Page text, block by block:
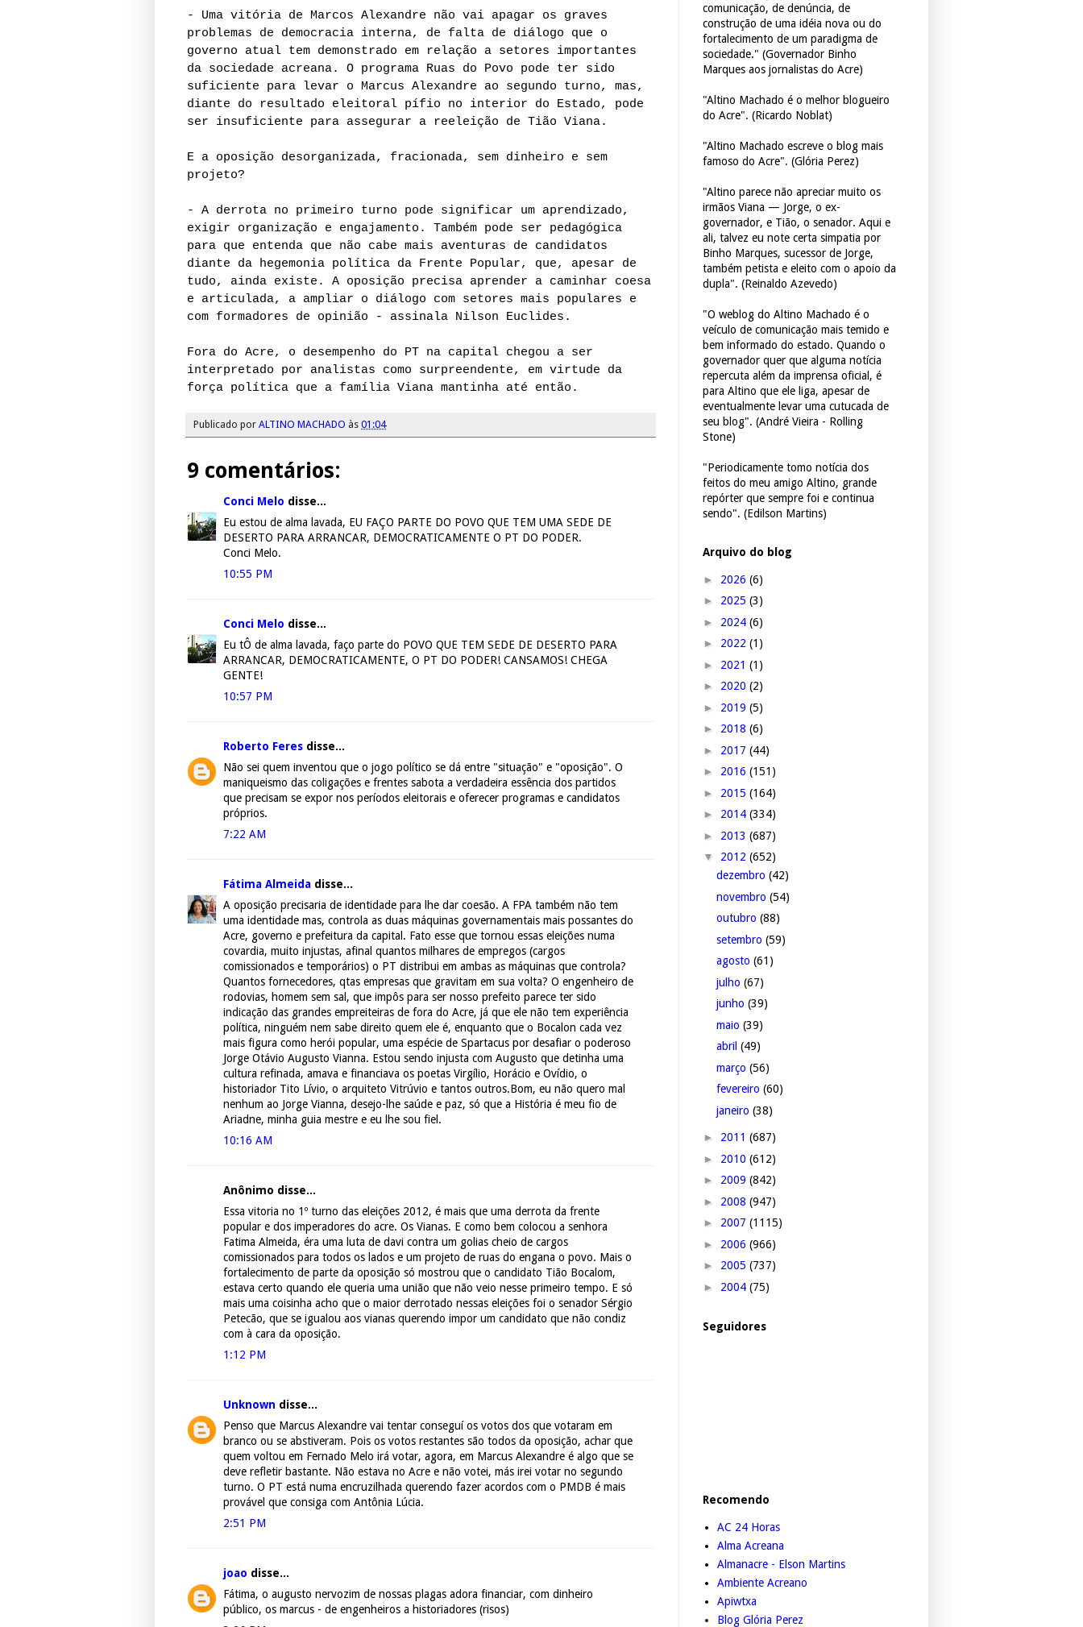
- Uma vitória de Marcos Alexandre não vai apagar os graves
problemas de democracia interna, de falta de diálogo que o
governo atual tem demonstrado em relação a setores importantes
da sociedade acreana. O programa Ruas do Povo pode ter sido
suficiente para levar o Marcus Alexandre ao segundo turno, mas,
diante do resultado eleitoral pífio no interior do Estado, pode
ser insuficiente para assegurar a reeleição de Tião Viana.
E a oposição desorganizada, fracionada, sem dinheiro e sem
projeto?
- A derrota no primeiro turno pode significar um aprendizado,
exigir organização e engajamento. Também pode ser pedagógica
para que entenda que não cabe mais aventuras de candidatos
diante da hegemonia política da Frente Popular, que, apesar de
tudo, ainda existe. A oposição precisa aprender a caminhar coesa
e articulada, a ampliar o diálogo com setores mais populares e
com formadores de opinião - assinala Nilson Euclides.
Fora do Acre, o desempenho do PT na capital chegou a ser
interpretado por analistas como surpreendente, em virtude da
força política que a família Viana mantinha até então.
Publicado por ALTINO MACHADO às 01:04
9 comentários:
Conci Melo disse...
Eu estou de alma lavada, EU FAÇO PARTE DO POVO QUE TEM UMA SEDE DE
DESERTO PARA ARRANCAR, DEMOCRATICAMENTE O PT DO PODER.
Conci Melo.
10:55 PM
Conci Melo disse...
Eu tÔ de alma lavada, faço parte do POVO QUE TEM SEDE DE DESERTO PARA
ARRANCAR, DEMOCRATICAMENTE, O PT DO PODER! CANSAMOS! CHEGA
GENTE!
10:57 PM
Roberto Feres disse...
Não sei quem inventou que o jogo político se dá entre "situação" e "oposição". O
maniqueismo das coligações e frentes sabota a verdadeira essência dos partidos
que precisam se expor nos períodos eleitorais e oferecer programas e candidatos
próprios.
7:22 AM
Fátima Almeida disse...
A oposição precisaria de identidade para lhe dar coesão. A FPA também não tem
uma identidade mas, controla as duas máquinas governamentais mais possantes do
Acre, governo e prefeitura da capital. Fato esse que tornou essas eleições numa
covardia, muito injustas, afinal quantos milhares de empregos (cargos
comissionados e temporários) o PT distribui em ambas as máquinas que controla?
Quantos fornecedores, qtas empresas que gravitam em sua volta? O engenheiro de
rodovias, homem sem sal, que impôs para ser nosso prefeito parece ter sido
indicação das grandes empreiteiras de fora do Acre, já que ele não tem experiência
política, ninguém nem sabe direito quem ele é, enquanto que o Bocalon cada vez
mais figura como herói popular, uma espécie de Spartacus por desafiar o poderoso
Jorge Otávio Augusto Vianna. Estou sendo injusta com Augusto que detinha uma
cultura refinada, amava e financiava os poetas Virgílio, Horácio e Ovídio, o
historiador Tito Lívio, o arquiteto Vitrúvio e tantos outros.Bom, eu não quero mal
nenhum ao Jorge Vianna, desejo-lhe saúde e paz, só que a História é meu fio de
Ariadne, minha guia mestre e eu lhe sou fiel.
10:16 AM
Anônimo disse...
Essa vitoria no 1º turno das eleições 2012, é mais que uma derrota da frente
popular e dos imperadores do acre. Os Vianas. E como bem colocou a senhora
Fatima Almeida, éra uma luta de davi contra um golias cheio de cargos
comissionados para todos os lados e um projeto de ruas do engana o povo. Mais o
fortalecimento de parte da oposição só mostrou que o candidato Tião Bocalom,
estava certo quando ele queria uma união que não veio nesse primeiro tempo. E só
mais uma coisinha acho que o maior derrotado nessas eleições foi o senador Sérgio
Petecão, que se igualou aos vianas querendo impor um candidato que não condiz
com à cara da oposição.
1:12 PM
Unknown disse...
Penso que Marcus Alexandre vai tentar conseguí os votos dos que votaram em
branco ou se abstiveram. Pois os votos restantes são todos da oposição, achar que
quem voltou em Fernado Melo irá votar, agora, em Marcus Alexandre é algo que se
deve refletir bastante. Não estava no Acre e não votei, más irei votar no segundo
turno. O PT está numa encruzilhada querendo fazer acordos com o PMDB é mais
provável que consiga com Antônia Lúcia.
2:51 PM
joao disse...
Fátima, o augusto nervozim de nossas plagas adora financiar, com dinheiro
público, os marcus - de engenheiros a historiadores (risos)
comunicação, de denúncia, de
construção de uma idéia nova ou do
fortalecimento de um paradigma de
sociedade." (Governador Binho
Marques aos jornalistas do Acre)
"Altino Machado é o melhor blogueiro
do Acre". (Ricardo Noblat)
"Altino Machado escreve o blog mais
famoso do Acre". (Glória Perez)
"Altino parece não apreciar muito os
irmãos Viana — Jorge, o ex-
governador, e Tião, o senador. Aqui e
ali, talvez eu note certa simpatia por
Binho Marques, sucessor de Jorge,
também petista e eleito com o apoio da
dupla". (Reinaldo Azevedo)
"O weblog do Altino Machado é o
veículo de comunicação mais temido e
bem informado do estado. Quando o
governador quer que alguma notícia
repercuta além da imprensa oficial, é
para Altino que ele liga, apesar de
eventualmente levar uma cutucada de
seu blog". (André Vieira - Rolling
Stone)
"Periodicamente tomo notícia dos
feitos do meu amigo Altino, grande
repórter que sempre foi e continua
sendo". (Edilson Martins)
Arquivo do blog
► 2026 (6)
► 2025 (3)
► 2024 (6)
► 2022 (1)
► 2021 (1)
► 2020 (2)
► 2019 (5)
► 2018 (6)
► 2017 (44)
► 2016 (151)
► 2015 (164)
► 2014 (334)
► 2013 (687)
▼ 2012 (652)
dezembro (42)
novembro (54)
outubro (88)
setembro (59)
agosto (61)
julho (67)
junho (39)
maio (39)
abril (49)
março (56)
fevereiro (60)
janeiro (38)
► 2011 (687)
► 2010 (612)
► 2009 (842)
► 2008 (947)
► 2007 (1115)
► 2006 (966)
► 2005 (737)
► 2004 (75)
Seguidores
Recomendo
AC 24 Horas
Alma Acreana
Almanacre - Elson Martins
Ambiente Acreano
Apiwtxa
Blog Glória Perez